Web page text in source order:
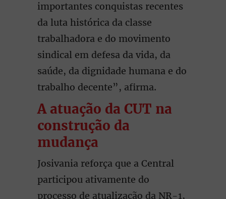
importantes conquistas recentes
da luta histórica da classe
trabalhadora e do movimento
sindical em defesa da vida, da
saúde, da dignidade humana e do
trabalho decente”, afirma.
A atuação da CUT na
construção da
mudança
Josivania reforça que a Central
participou ativamente do
processo de atualização da NR-1,